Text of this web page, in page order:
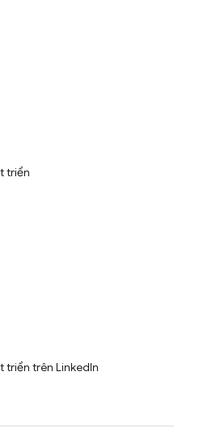
triển
triển trên LinkedIn